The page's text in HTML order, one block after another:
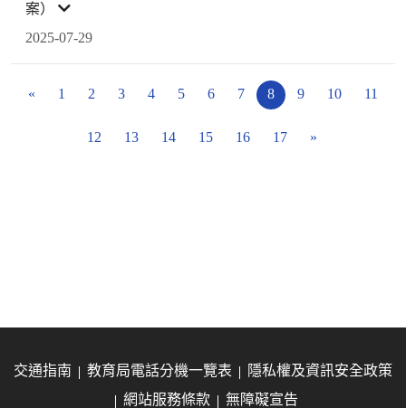
案）
2025-07-29
« 1 2 3 4 5 6 7 8 9 10 11
12 13 14 15 16 17 »
交通指南 教育局電話分機一覽表
隱私權及資訊安全政策
網站服務條款
無障礙宣告